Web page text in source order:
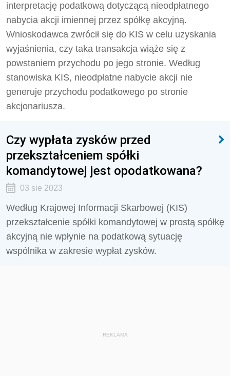
interpretację podatkową dotyczącą nieodpłatnego
nabycia akcji imiennej przez spółkę akcyjną.
Wnioskodawca zwrócił się do KIS w celu uzyskania
wyjaśnienia, czy taka transakcja wiąże się z
powstaniem przychodu po jego stronie. Według
stanowiska KIS, nieodpłatne nabycie akcji nie
generuje przychodu podatkowego po stronie
akcjonariusza.
Czy wypłata zysków przed
przekształceniem spółki
komandytowej jest opodatkowana?
03 sie 2023
Według Krajowej Informacji Skarbowej (KIS)
przekształcenie spółki komandytowej w prostą spółkę
akcyjną nie wpłynie na podatkową sytuację
wspólnika w zakresie wypłat zysków.
REKLAMA